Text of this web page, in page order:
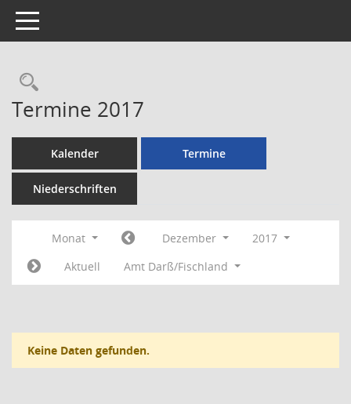
Toggle navigation
Rechercheauswahl
Termine 2017
Kalender Termine
Niederschriften
Monat Dezember
2017
Aktuell
Amt Darß/Fischland
Keine Daten gefunden.